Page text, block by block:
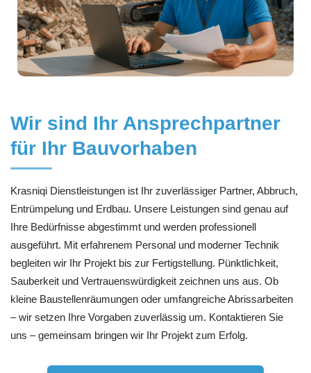
Wir sind Ihr Ansprechpartner
für Ihr Bauvorhaben
Krasniqi Dienstleistungen ist Ihr zuverlässiger Partner, Abbruch,
Entrümpelung und Erdbau. Unsere Leistungen sind genau auf
Ihre Bedürfnisse abgestimmt und werden professionell
ausgeführt. Mit erfahrenem Personal und moderner Technik
begleiten wir Ihr Projekt bis zur Fertigstellung. Pünktlichkeit,
Sauberkeit und Vertrauenswürdigkeit zeichnen uns aus. Ob
kleine Baustellenräumungen oder umfangreiche Abrissarbeiten
– wir setzen Ihre Vorgaben zuverlässig um. Kontaktieren Sie
uns – gemeinsam bringen wir Ihr Projekt zum Erfolg.